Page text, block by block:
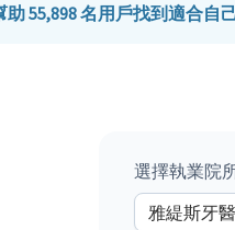
助 55,898 名用戶找到適合自
選擇執業院